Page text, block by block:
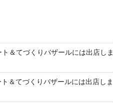
＆てづくりバザールには出店しま
＆てづくりバザールには出店しま